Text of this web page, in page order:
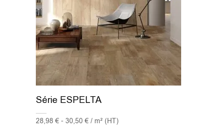
Série ESPELTA
28,98 € - 30,50 € / m² (HT)